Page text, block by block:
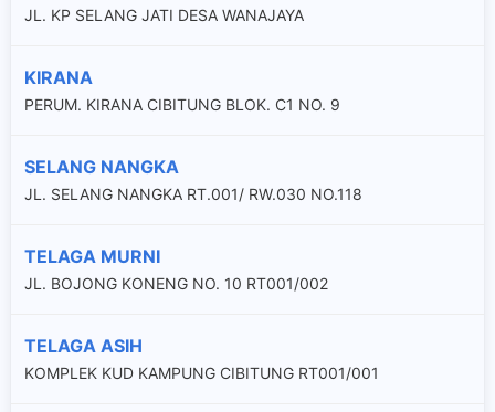
JL. KP SELANG JATI DESA WANAJAYA
KIRANA
PERUM. KIRANA CIBITUNG BLOK. C1 NO. 9
SELANG NANGKA
JL. SELANG NANGKA RT.001/ RW.030 NO.118
TELAGA MURNI
JL. BOJONG KONENG NO. 10 RT001/002
TELAGA ASIH
KOMPLEK KUD KAMPUNG CIBITUNG RT001/001